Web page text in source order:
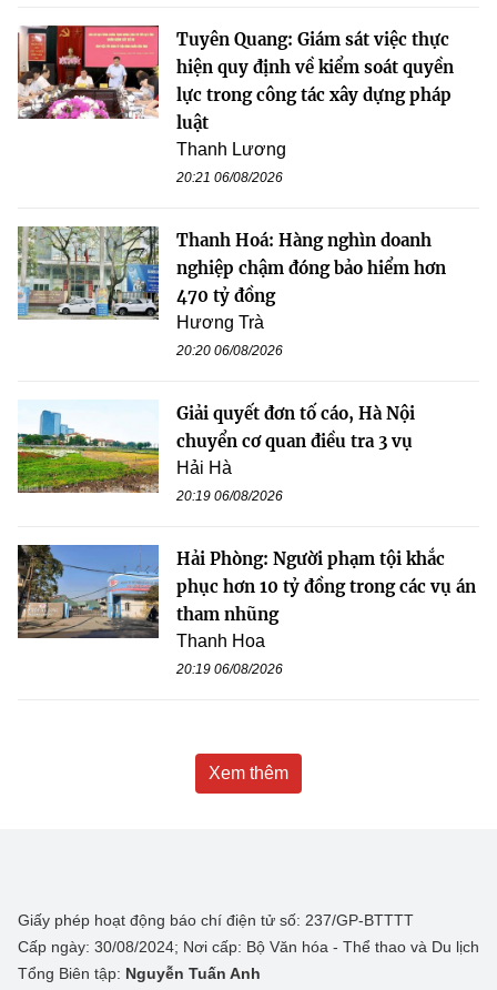
Tuyên Quang: Giám sát việc thực
hiện quy định về kiểm soát quyền
lực trong công tác xây dựng pháp
luật
Thanh Lương
20:21 06/08/2026
Thanh Hoá: Hàng nghìn doanh
nghiệp chậm đóng bảo hiểm hơn
470 tỷ đồng
Hương Trà
20:20 06/08/2026
Giải quyết đơn tố cáo, Hà Nội
chuyển cơ quan điều tra 3 vụ
Hải Hà
20:19 06/08/2026
Hải Phòng: Người phạm tội khắc
phục hơn 10 tỷ đồng trong các vụ án
tham nhũng
Thanh Hoa
20:19 06/08/2026
Xem thêm
Giấy phép hoạt động báo chí điện tử số: 237/GP-BTTTT
Cấp ngày: 30/08/2024; Nơi cấp: Bộ Văn hóa - Thể thao và Du lịch
Tổng Biên tập: Nguyễn Tuấn Anh